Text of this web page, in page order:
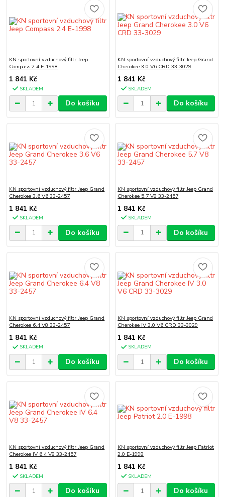
KN sportovní vzduchový filtr Jeep
Compass 2.4 E-1998
1 841 Kč
SKLADEM
Do košíku
KN sportovní vzduchový filtr Jeep Grand
Cherokee 3.0 V6 CRD 33-3029
1 841 Kč
SKLADEM
Do košíku
KN sportovní vzduchový filtr Jeep Grand
Cherokee 3.6 V6 33-2457
1 841 Kč
SKLADEM
Do košíku
KN sportovní vzduchový filtr Jeep Grand
Cherokee 5.7 V8 33-2457
1 841 Kč
SKLADEM
Do košíku
KN sportovní vzduchový filtr Jeep Grand
Cherokee 6.4 V8 33-2457
1 841 Kč
SKLADEM
Do košíku
KN sportovní vzduchový filtr Jeep Grand
Cherokee IV 3.0 V6 CRD 33-3029
1 841 Kč
SKLADEM
Do košíku
KN sportovní vzduchový filtr Jeep Grand
Cherokee IV 6.4 V8 33-2457
1 841 Kč
SKLADEM
Do košíku
KN sportovní vzduchový filtr Jeep Patriot
2.0 E-1998
1 841 Kč
SKLADEM
Do košíku